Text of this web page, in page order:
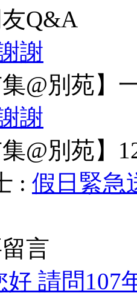
Q&A
謝
集@別苑】
謝
集@別苑】
: 假日緊急
言
好 請問107